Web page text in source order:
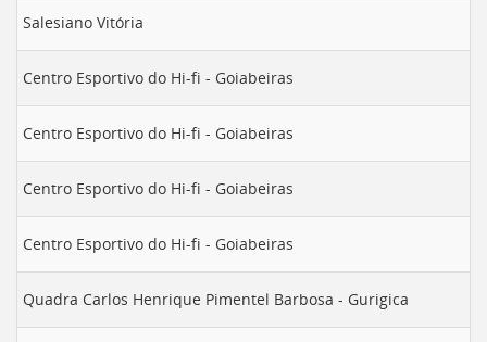
Salesiano Vitória
Centro Esportivo do Hi-fi - Goiabeiras
Centro Esportivo do Hi-fi - Goiabeiras
Centro Esportivo do Hi-fi - Goiabeiras
Centro Esportivo do Hi-fi - Goiabeiras
Quadra Carlos Henrique Pimentel Barbosa - Gurigica